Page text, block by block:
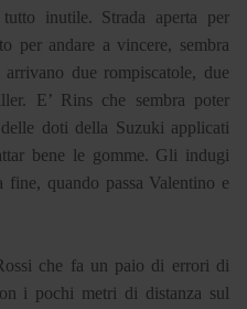
inutile. Strada aperta per
per andare a vincere, sembra
due rompiscatole, due
E’ Rins che sembra poter
doti della Suzuki applicati
bene le gomme. Gli indugi
quando passa Valentino e
che fa un paio di errori di
i pochi metri di distanza sul